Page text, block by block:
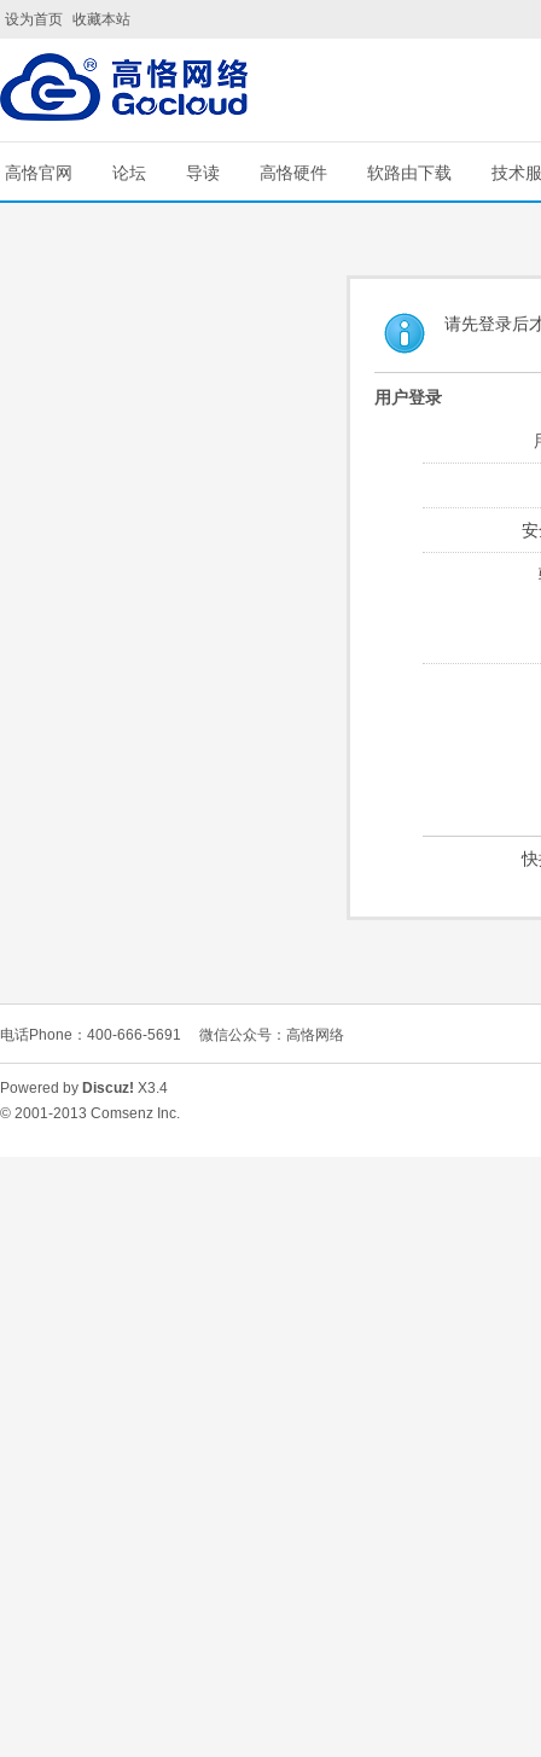
设为首页 收藏本站
高恪官网 论坛 导读 高恪硬件 软路由下载 技术
请先登录后
用户登录
电话Phone：400-666-5691 微信公众号：高恪网络
Powered by Discuz! X3.4
© 2001-2013 Comsenz Inc.